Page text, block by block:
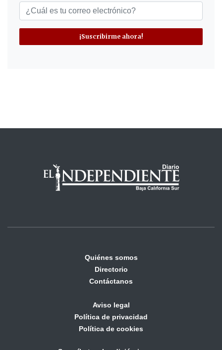
¡Suscribirme ahora!
Quiénes somos
Directorio
Contáctanos
Aviso legal
Política de privacidad
Política de cookies